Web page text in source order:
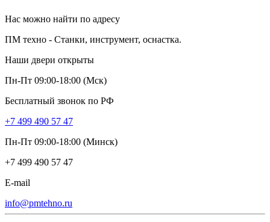
Нас можно найти по адресу
ПМ техно - Станки, инструмент, оснастка.
Наши двери открыты
Пн-Пт 09:00-18:00 (Мск)
Бесплатный звонок по РФ
+7 499 490 57 47
Пн-Пт 09:00-18:00 (Минск)
+7 499 490 57 47
E-mail
info@pmtehno.ru